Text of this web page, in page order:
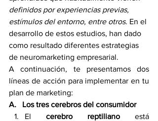
definidos por experiencias previas,
estímulos del entorno, entre otros. En el
desarrollo de estos estudios, han dado
como resultado diferentes estrategias
de neuromarketing empresarial.
A continuación, te presentamos dos
líneas de acción para implementar en tu
plan de marketing:
A.   Los tres cerebros del consumidor
El cerebro reptiliano está